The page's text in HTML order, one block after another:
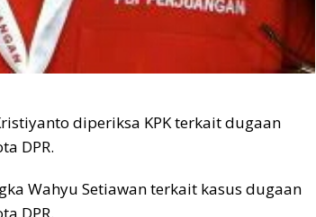
diperiksa KPK terkait dugaan
DPR.
Wahyu Setiawan terkait kasus dugaan
DPR.